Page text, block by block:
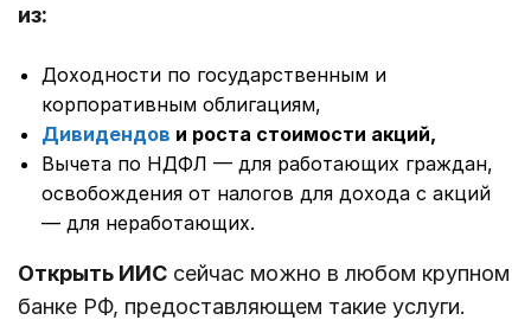
из:
Доходности по государственным и
корпоративным облигациям,
Дивидендов и роста стоимости акций,
Вычета по НДФЛ — для работающих граждан,
освобождения от налогов для дохода с акций
— для неработающих.
Открыть ИИС сейчас можно в любом крупном
банке РФ, предоставляющем такие услуги.